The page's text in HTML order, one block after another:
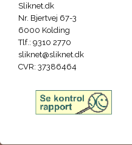
Sliknet.dk
Nr. Bjertvej 67-3
6000 Kolding
Tlf. : 9310 2770
sliknet@sliknet.dk
CVR: 37386464